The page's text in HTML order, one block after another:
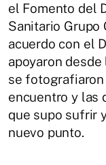
el Fomento del
Sanitario Grupo
acuerdo con el
apoyaron
se fotografiaron
encuentro y las
que supo sufrir
nuevo punto.